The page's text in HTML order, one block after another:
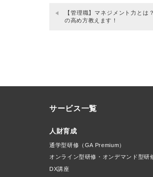
【管理職】マネジメント力とは
の高め方教えます！
サービス一覧
人財育成
通学型研修（GA Premium）
オンライン型研修・オンデマンド型研
DX講座